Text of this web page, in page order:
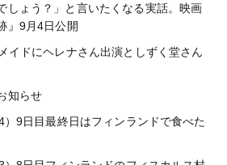
しょう？」と言いたくなる実話。映画
』9月4日公開
イドにヘレナさん出演としずく堂さん
知らせ
9日目最終日はフィンランドで食べた